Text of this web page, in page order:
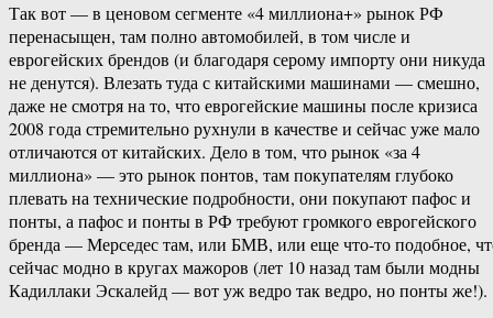
Так вот — в ценовом сегменте «4 миллиона+» рынок РФ
перенасыщен, там полно автомобилей, в том числе и
еврогейских брендов (и благодаря серому импорту они никуда
не денутся). Влезать туда с китайскими машинами — смешно,
даже не смотря на то, что еврогейские машины после кризиса
2008 года стремительно рухнули в качестве и сейчас уже мало
отличаются от китайских. Дело в том, что рынок «за 4
миллиона» — это рынок понтов, там покупателям глубоко
плевать на технические подробности, они покупают пафос и
понты, а пафос и понты в РФ требуют громкого еврогейского
бренда — Мерседес там, или БМВ, или еще что-то подобное,
сейчас модно в кругах мажоров (лет 10 назад там были модны
Кадиллаки Эскалейд — вот уж ведро так ведро, но понты же!).